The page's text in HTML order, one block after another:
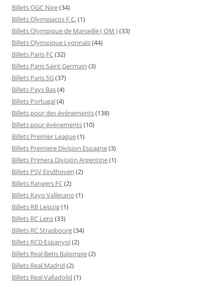
Billets OGC Nice(34)
Billets Olympiacos F.C.(1)
Billets Olympique de Marseille ( OM )(33)
Billets Olympique Lyonnais(44)
Billets Paris FC(32)
Billets Paris Saint Germain (3)
Billets Paris SG(37)
Billets Pays Bas(4)
Billets Portugal(4)
Billets pour des événements(138)
Billets pour événements(10)
Billets Premier League(1)
Billets Premiere Division Espagne(3)
Billets Primera División Argentine(1)
Billets PSV Eindhoven (2)
Billets Rangers FC(2)
Billets Rayo Vallecano (1)
Billets RB Leipzig(1)
Billets RC Lens(33)
Billets RC Strasbourg(34)
Billets RCD Espanyol(2)
Billets Real Betis Balompie(2)
Billets Real Madrid (2)
Billets Real Valladolid (1)